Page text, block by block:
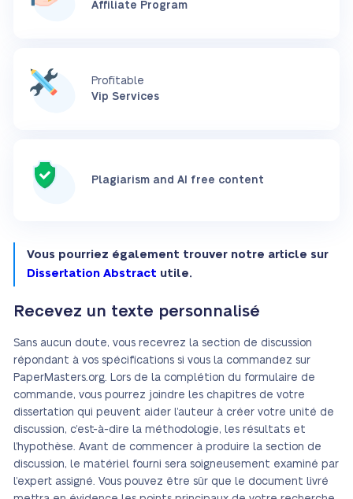
Affiliate Program
Profitable
Vip Services
Plagiarism and AI free content
Vous pourriez également trouver notre article sur
Dissertation Abstract utile.
Recevez un texte personnalisé
Sans aucun doute, vous recevrez la section de discussion
répondant à vos spécifications si vous la commandez sur
PaperMasters.org. Lors de la complétion du formulaire de
commande, vous pourrez joindre les chapitres de votre
dissertation qui peuvent aider l’auteur à créer votre unité de
discussion, c’est-à-dire la méthodologie, les résultats et
l’hypothèse. Avant de commencer à produire la section de
discussion, le matériel fourni sera soigneusement examiné par
l’expert assigné. Vous pouvez être sûr que le document livré